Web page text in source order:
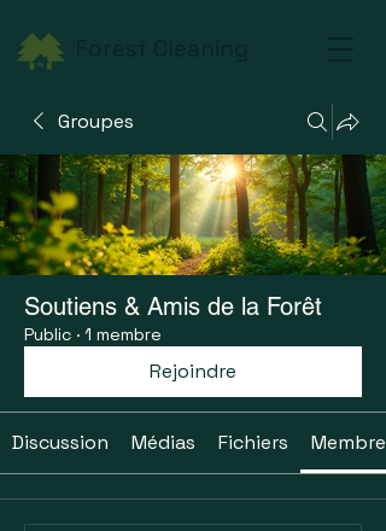
Groupes
Soutiens & Amis de la Forêt
Public · 1 membre
Rejoindre
Discussion Médias Fichiers Membres